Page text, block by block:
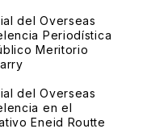
del Overseas
Periodística
Meritorio
del Overseas
en el
Eneid Routte